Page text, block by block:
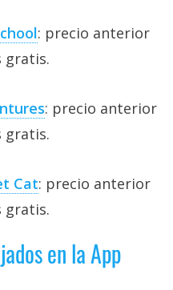
: precio anterior
gratis.
: precio anterior
gratis.
Cat: precio anterior
gratis.
en la App